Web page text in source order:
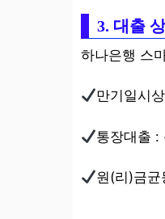
3. 대출
하나은행 스
만기일시
통장대출 :
원(리)금